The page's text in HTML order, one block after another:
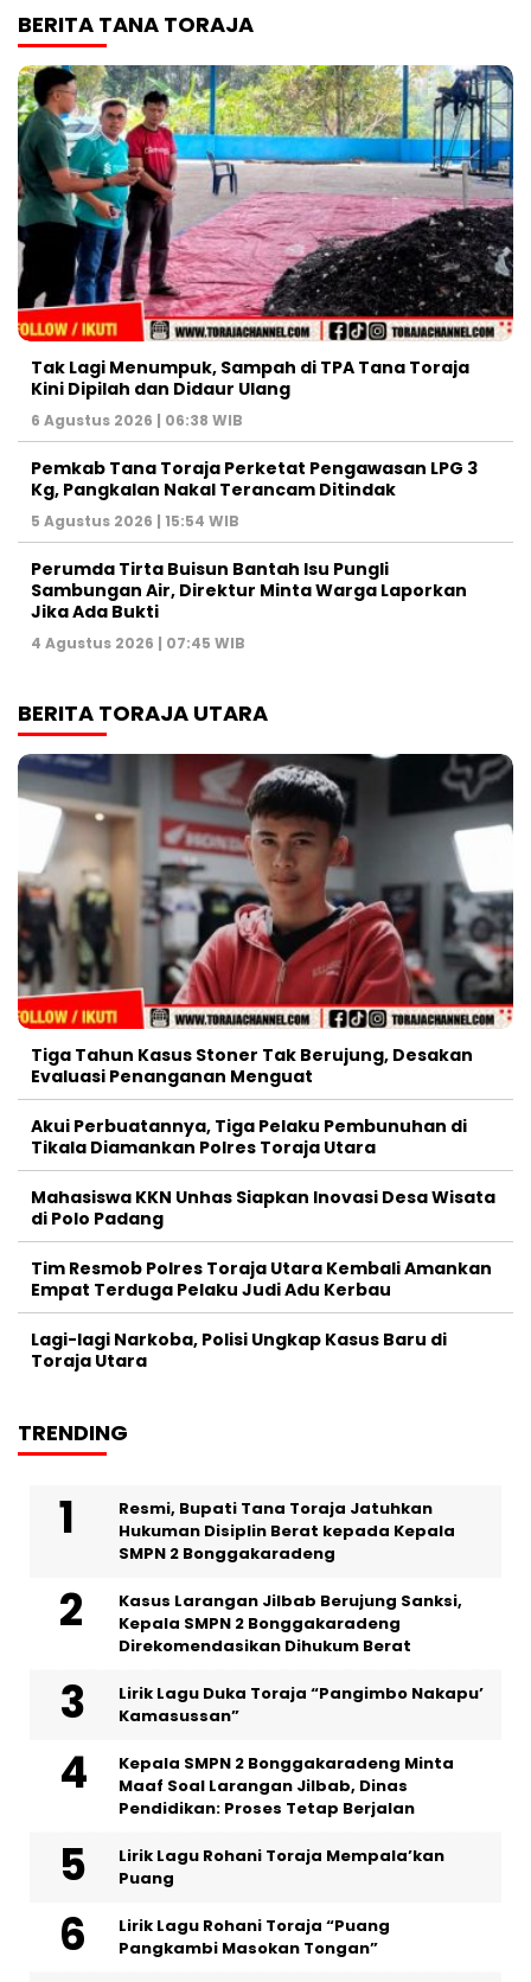
BERITA TANA TORAJA
Tak Lagi Menumpuk, Sampah di TPA Tana Toraja
Kini Dipilah dan Didaur Ulang
6 Agustus 2026 | 06:38 WIB
Pemkab Tana Toraja Perketat Pengawasan LPG 3
Kg, Pangkalan Nakal Terancam Ditindak
5 Agustus 2026 | 15:54 WIB
Perumda Tirta Buisun Bantah Isu Pungli
Sambungan Air, Direktur Minta Warga Laporkan
Jika Ada Bukti
4 Agustus 2026 | 07:45 WIB
BERITA TORAJA UTARA
Tiga Tahun Kasus Stoner Tak Berujung, Desakan
Evaluasi Penanganan Menguat
Akui Perbuatannya, Tiga Pelaku Pembunuhan di
Tikala Diamankan Polres Toraja Utara
Mahasiswa KKN Unhas Siapkan Inovasi Desa Wisata
di Polo Padang
Tim Resmob Polres Toraja Utara Kembali Amankan
Empat Terduga Pelaku Judi Adu Kerbau
Lagi-lagi Narkoba, Polisi Ungkap Kasus Baru di
Toraja Utara
TRENDING
Resmi, Bupati Tana Toraja Jatuhkan
Hukuman Disiplin Berat kepada Kepala
SMPN 2 Bonggakaradeng
Kasus Larangan Jilbab Berujung Sanksi,
Kepala SMPN 2 Bonggakaradeng
Direkomendasikan Dihukum Berat
Lirik Lagu Duka Toraja “Pangimbo Nakapu’
Kamasussan”
Kepala SMPN 2 Bonggakaradeng Minta
Maaf Soal Larangan Jilbab, Dinas
Pendidikan: Proses Tetap Berjalan
Lirik Lagu Rohani Toraja Mempala’kan
Puang
Lirik Lagu Rohani Toraja “Puang
Pangkambi Masokan Tongan”